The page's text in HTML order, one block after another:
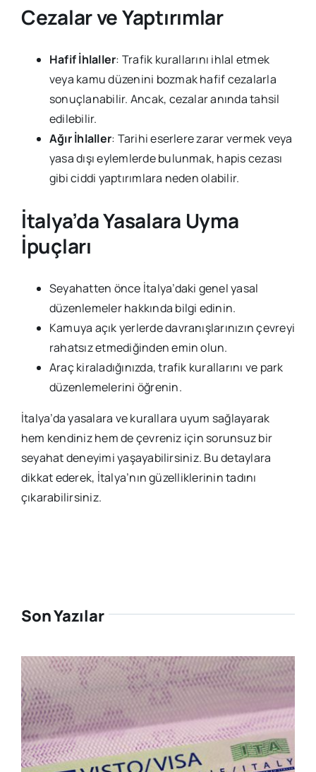
Cezalar ve Yaptırımlar
Hafif İhlaller: Trafik kurallarını ihlal etmek
veya kamu düzenini bozmak hafif cezalarla
sonuçlanabilir. Ancak, cezalar anında tahsil
edilebilir.
Ağır İhlaller: Tarihi eserlere zarar vermek veya
yasa dışı eylemlerde bulunmak, hapis cezası
gibi ciddi yaptırımlara neden olabilir.
İtalya’da Yasalara Uyma
İpuçları
Seyahatten önce İtalya’daki genel yasal
düzenlemeler hakkında bilgi edinin.
Kamuya açık yerlerde davranışlarınızın çevreyi
rahatsız etmediğinden emin olun.
Araç kiraladığınızda, trafik kurallarını ve park
düzenlemelerini öğrenin.
İtalya’da yasalara ve kurallara uyum sağlayarak
hem kendiniz hem de çevreniz için sorunsuz bir
seyahat deneyimi yaşayabilirsiniz. Bu detaylara
dikkat ederek, İtalya’nın güzelliklerinin tadını
çıkarabilirsiniz.
Son Yazılar